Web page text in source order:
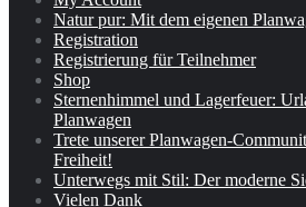
Natur pur: Mit dem eigenen
Registration
Registrierung für Teilnehmer
Shop
Sternenhimmel und Lagerfeuer:
Planwagen
Trete unserer Planwagen-
Freiheit!
Unterwegs mit Stil: Der moderne
Vielen Dank